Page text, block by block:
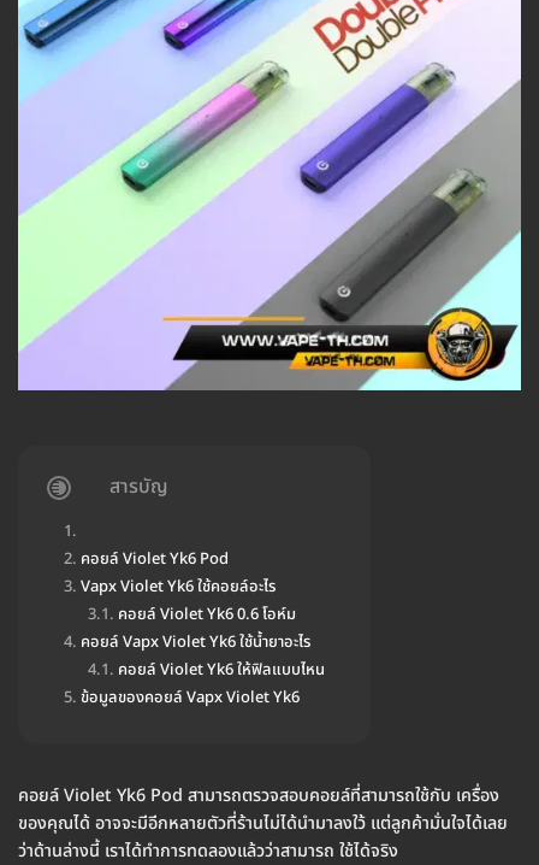
สารบัญ
คอยล์ Violet Yk6 Pod
Vapx Violet Yk6 ใช้คอยล์อะไร
คอยล์ Violet Yk6 0.6 โอห์ม
คอยล์ Vapx Violet Yk6 ใช้น้ำยาอะไร
คอยล์ Violet Yk6 ให้ฟิลแบบไหน
ข้อมูลของคอยล์ Vapx Violet Yk6
คอยล์ Violet Yk6 Pod สามารถตรวจสอบคอยล์ที่สามารถใช้กับ เครื่อง
ของคุณได้ อาจจะมีอีกหลายตัวที่ร้านไม่ได้นำมาลงใว้ แต่ลูกค้ามั่นใจได้เลย
ว่าด้านล่างนี้ เราได้ทำการทดลองแล้วว่าสามารถ ใช้ได้จริง